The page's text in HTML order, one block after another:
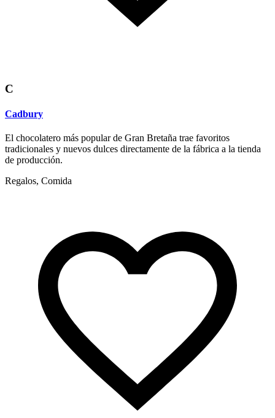
C
Cadbury
El chocolatero más popular de Gran Bretaña trae favoritos
tradicionales y nuevos dulces directamente de la fábrica a la tienda
de producción.
Regalos, Comida